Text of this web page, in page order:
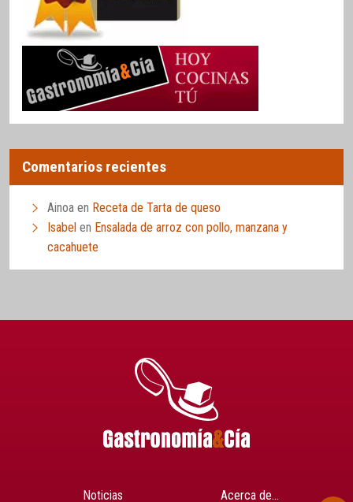
Comentarios recientes
Ainoa en Receta de Tarta de queso
Isabel en Ensalada de arroz con pollo, manzana y
cacahuete
Noticias Acerca de…